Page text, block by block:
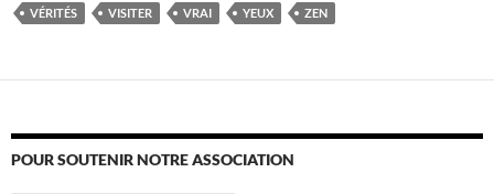
VÉRITÉS
VISITER VRAI YEUX ZEN
POUR SOUTENIR NOTRE ASSOCIATION